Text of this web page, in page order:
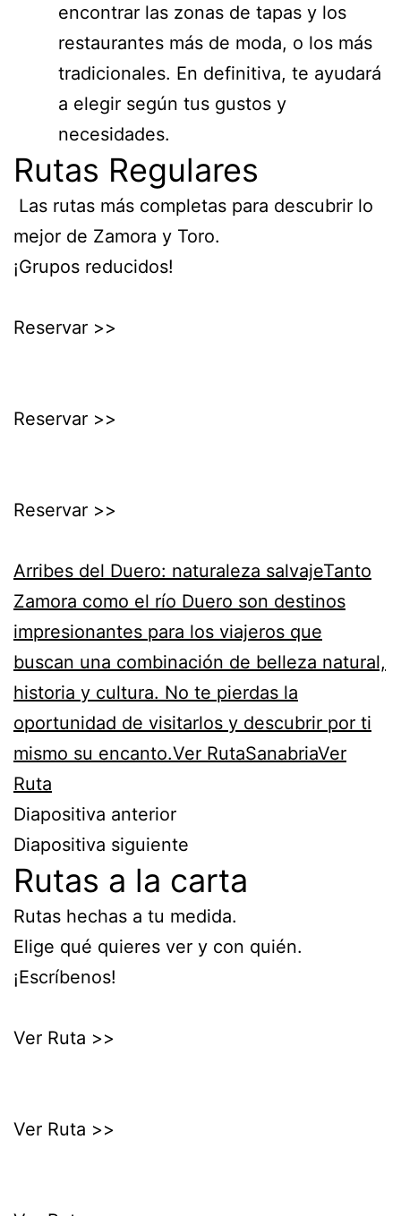
encontrar las zonas de tapas y los
restaurantes más de moda, o los más
tradicionales. En definitiva, te ayudará
a elegir según tus gustos y
necesidades.
Rutas Regulares
Las rutas más completas para descubrir lo
mejor de Zamora y Toro.
¡Grupos reducidos!
Reservar >>
Reservar >>
Reservar >>
Arribes del Duero: naturaleza salvajeTanto
Zamora como el río Duero son destinos
impresionantes para los viajeros que
buscan una combinación de belleza natural,
historia y cultura. No te pierdas la
oportunidad de visitarlos y descubrir por ti
mismo su encanto.Ver RutaSanabriaVer
Ruta
Diapositiva anterior
Diapositiva siguiente
Rutas a la carta
Rutas hechas a tu medida.
Elige qué quieres ver y con quién.
¡Escríbenos!
Ver Ruta >>
Ver Ruta >>